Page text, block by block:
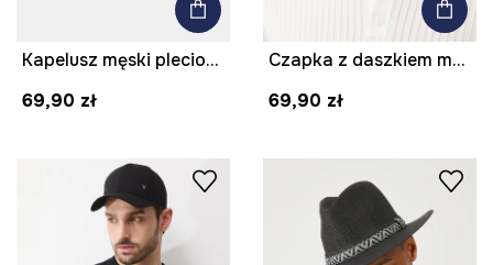
Kapelusz męski pleciony
69,90 zł
Czapka z daszkiem męska z lnem
69,90 zł